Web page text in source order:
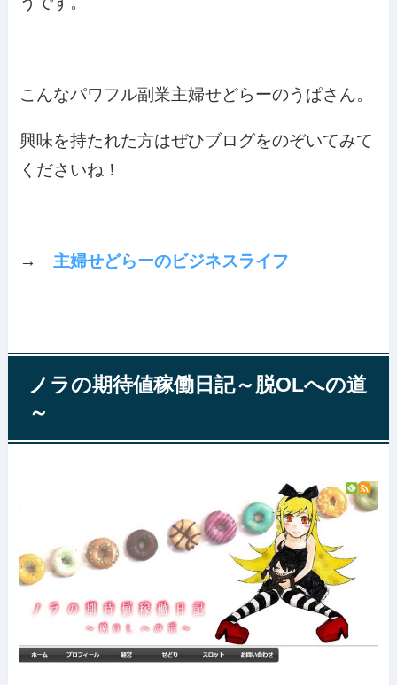
こんなパワフル副業主婦せどらーのうぱさん。
興味を持たれた方はぜひブログをのぞいてみて
くださいね！
→主婦せどらーのビジネスライフ
ノラの期待値稼働日記～脱OLへの道
～